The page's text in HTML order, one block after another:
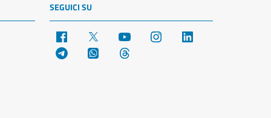
SEGUICI SU
Facebook YouTube Instagram
Telegram WhatsApp